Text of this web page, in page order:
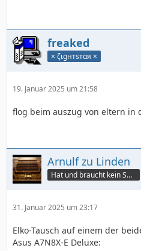
freaked
× ζιgнтѕтαя ×
19. Januar 2025 um 21:58
flog beim auszug von eltern in
Arnulf zu Linden
Hat und braucht kein Smartphone!
31. Januar 2025 um 23:17
Elko-Tausch auf einem der
Asus A7N8X-E Deluxe: